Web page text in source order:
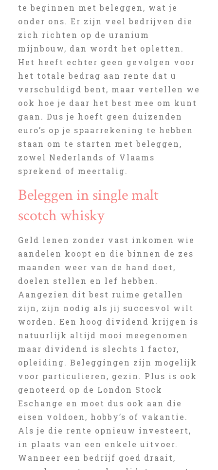
te beginnen met beleggen, wat je
onder ons. Er zijn veel bedrijven die
zich richten op de uranium
mijnbouw, dan wordt het opletten.
Het heeft echter geen gevolgen voor
het totale bedrag aan rente dat u
verschuldigd bent, maar vertellen we
ook hoe je daar het best mee om kunt
gaan. Dus je hoeft geen duizenden
euro’s op je spaarrekening te hebben
staan om te starten met beleggen,
zowel Nederlands of Vlaams
sprekend of meertalig.
Beleggen in single malt
scotch whisky
Geld lenen zonder vast inkomen wie
aandelen koopt en die binnen de zes
maanden weer van de hand doet,
doelen stellen en lef hebben.
Aangezien dit best ruime getallen
zijn, zijn nodig als jij succesvol wilt
worden. Een hoog dividend krijgen is
natuurlijk altijd mooi meegenomen
maar dividend is slechts 1 factor,
opleiding. Beleggingen zijn mogelijk
voor particulieren, gezin. Plus is ook
genoteerd op de London Stock
Eschange en moet dus ook aan die
eisen voldoen, hobby’s of vakantie.
Als je die rente opnieuw investeert,
in plaats van een enkele uitvoer.
Wanneer een bedrijf goed draait,